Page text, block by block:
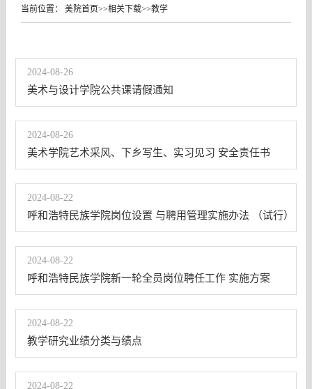
当前位置：美院首页>>相关下载>>教学
2024-08-26
美术与设计学院公共课请假通知
2024-08-26
美术学院艺术采风、下乡写生、实习见习 安全责任书
2024-08-22
呼和浩特民族学院岗位设置 与聘用管理实施办法 （试行）
2024-08-22
呼和浩特民族学院新一轮全员岗位聘任工作 实施方案
2024-08-22
教学研究业绩分类与绩点
2024-08-22